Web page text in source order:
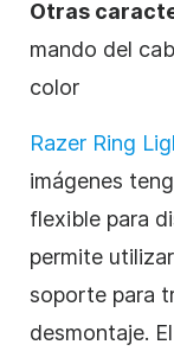
Otras
mando del
color
Razer Ring
imágenes
flexible para
permite
soporte para
desmontaje.